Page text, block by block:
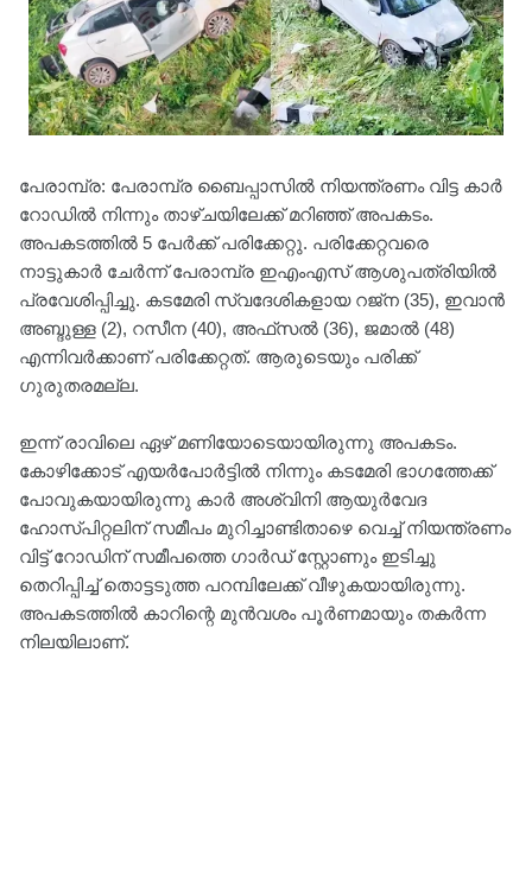
പേരാമ്പ്ര: പേരാമ്പ്ര ബൈപ്പാസില്‍ നിയന്ത്രണം വിട്ട കാര്‍
റോഡില്‍ നിന്നും താഴ്ചയിലേക്ക് മറിഞ്ഞ് അപകടം.
അപകടത്തില്‍ 5 പേര്‍ക്ക് പരിക്കേറ്റു. പരിക്കേറ്റവരെ
നാട്ടുകാര്‍ ചേര്‍ന്ന് പേരാമ്പ്ര ഇഎംഎസ് ആശുപത്രിയില്‍
പ്രവേശിപ്പിച്ചു. കടമേരി സ്വദേശികളായ റജ്ന (35), ഇവാന്‍
അബ്ദുള്ള (2), റസീന (40), അഫ്‌സല്‍ (36), ജമാല്‍ (48)
എന്നിവര്‍ക്കാണ് പരിക്കേറ്റത്. ആരുടെയും പരിക്ക്
ഗുരുതരമല്ല.
ഇന്ന് രാവിലെ ഏഴ് മണിയോടെയായിരുന്നു അപകടം.
കോഴിക്കോട് എയര്‍പോര്‍ട്ടില്‍ നിന്നും കടമേരി ഭാഗത്തേക്ക്
പോവുകയായിരുന്നു കാര്‍ അശ്വിനി ആയുര്‍വേദ
ഹോസ്പിറ്റലിന് സമീപം മുറിച്ചാണ്ടിതാഴെ വെച്ച് നിയന്ത്രണം
വിട്ട് റോഡിന് സമീപത്തെ ഗാര്‍ഡ് സ്റ്റോണും ഇടിച്ചു
തെറിപ്പിച്ച് തൊട്ടടുത്ത പറമ്പിലേക്ക് വീഴുകയായിരുന്നു.
അപകടത്തില്‍ കാറിന്റെ മുന്‍വശം പൂര്‍ണമായും തകര്‍ന്ന
നിലയിലാണ്.